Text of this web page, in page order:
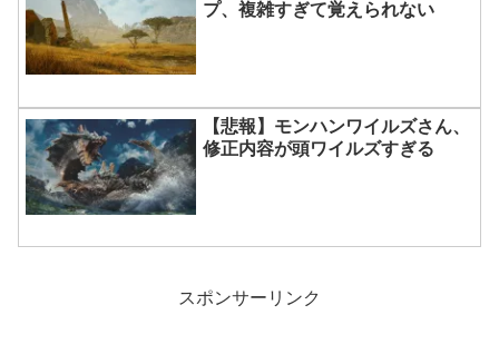
プ、複雑すぎて覚えられない
【悲報】モンハンワイルズさん、
修正内容が頭ワイルズすぎる
スポンサーリンク